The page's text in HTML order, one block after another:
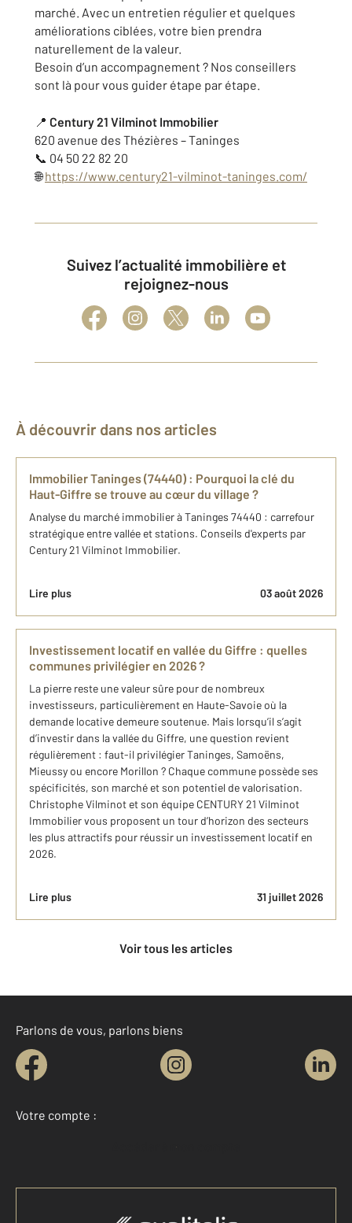
marché. Avec un entretien régulier et quelques
améliorations ciblées, votre bien prendra
naturellement de la valeur.
Besoin d’un accompagnement ? Nos conseillers
sont là pour vous guider étape par étape.
📍 Century 21 Vilminot Immobilier
620 avenue des Thézières – Taninges
📞 04 50 22 82 20
🌐https://www.century21-vilminot-taninges.com/
Suivez l’actualité immobilière et
rejoignez-nous
À découvrir dans nos articles
Immobilier Taninges (74440) : Pourquoi la clé du
Haut-Giffre se trouve au cœur du village ?
Analyse du marché immobilier à Taninges 74440 : carrefour
stratégique entre vallée et stations. Conseils d'experts par
Century 21 Vilminot Immobilier.
Lire plus 03 août 2026
Investissement locatif en vallée du Giffre : quelles
communes privilégier en 2026 ?
La pierre reste une valeur sûre pour de nombreux
investisseurs, particulièrement en Haute-Savoie où la
demande locative demeure soutenue. Mais lorsqu’il s’agit
d’investir dans la vallée du Giffre, une question revient
régulièrement : faut-il privilégier Taninges, Samoëns,
Mieussy ou encore Morillon ? Chaque commune possède ses
spécificités, son marché et son potentiel de valorisation.
Christophe Vilminot et son équipe CENTURY 21 Vilminot
Immobilier vous proposent un tour d’horizon des secteurs
les plus attractifs pour réussir un investissement locatif en
2026.
Lire plus 31 juillet 2026
Voir tous les articles
Parlons de vous, parlons biens
Votre compte :
Accéder à mon compte